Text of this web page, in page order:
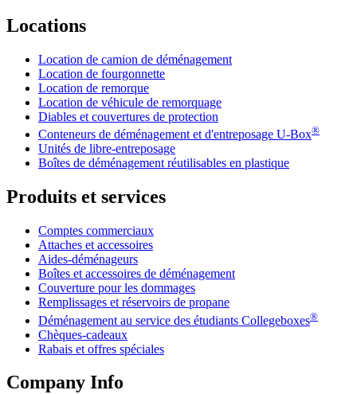
Locations
Location de camion de déménagement
Location de fourgonnette
Location de remorque
Location de véhicule de remorquage
Diables et couvertures de protection
Conteneurs de déménagement et d'entreposage U-Box®
Unités de libre-entreposage
Boîtes de déménagement réutilisables en plastique
Produits et services
Comptes commerciaux
Attaches et accessoires
Aides-déménageurs
Boîtes et accessoires de déménagement
Couverture pour les dommages
Remplissages et réservoirs de propane
Déménagement au service des étudiants Collegeboxes®
Chèques-cadeaux
Rabais et offres spéciales
Company Info